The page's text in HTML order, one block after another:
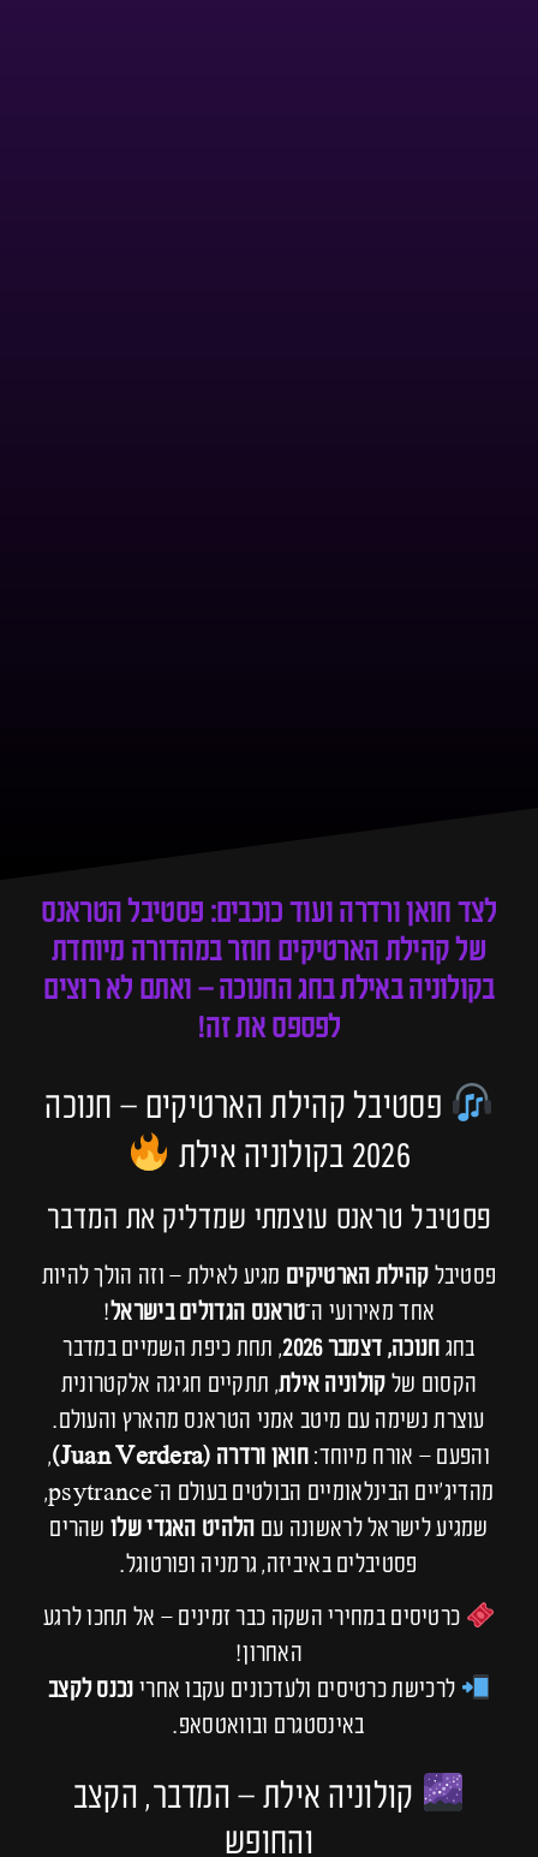
לצד חואן ורדרה ועוד כוכבים: פסטיבל הטראנס
של קהילת הארטיקים חוזר במהדורה מיוחדת
בקולוניה באילת בחג החנוכה – ואתם לא רוצים
לפספס את זה!
פסטיבל קהילת הארטיקים – חנוכה
2026 בקולוניה אילת
פסטיבל טראנס עוצמתי שמדליק את המדבר
פסטיבל קהילת הארטיקים מגיע לאילת – וזה הולך להיות
אחד מאירועי ה־טראנס הגדולים בישראל!
בחג חנוכה, דצמבר 2026
, תחת כיפת השמיים במדבר
הקסום של קולוניה אילת, תתקיים חגיגה אלקטרונית
עוצרת נשימה עם מיטב אמני הטראנס מהארץ והעולם.
והפעם – אורח מיוחד:חואן ורדרה (Juan Verdera)
,
מהדיג'יים הבינלאומיים הבולטים בעולם ה־psytrance,
שמגיע לישראל לראשונה עם הלהיט האגדי שלושהרים
פסטיבלים באיביזה, גרמניה ופורטוגל.
כרטיסים במחירי השקה כבר זמינים – אל תחכו לרגע
האחרון!
לרכישת כרטיסים ולעדכונים עקבו אחרי נכנס לקצב
באינסטגרם ובוואטסאפ.
קולוניה אילת – המדבר, הקצב
והחופש